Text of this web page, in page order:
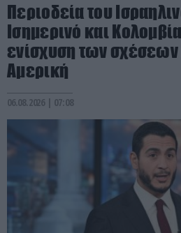
Περιοδεία του
Ισημερινό και
ενίσχυση των σχέσεων
Αμερική
06.08.2026 | 07:08